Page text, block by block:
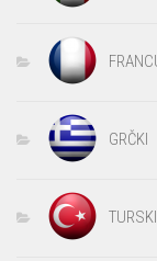
GRČKI
TURSKI